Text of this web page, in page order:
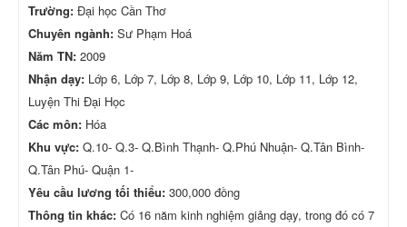
Trường: Đại học Cần Thơ
Chuyên ngành: Sư Phạm Hoá
Năm TN: 2009
Nhận dạy: Lớp 6, Lớp 7, Lớp 8, Lớp 9, Lớp 10, Lớp 11, Lớp 12,
Luyện Thi Đại Học
Các môn: Hóa
Khu vực: Q.10- Q.3- Q.Bình Thạnh- Q.Phú Nhuận- Q.Tân Bình-
Q.Tân Phú- Quận 1-
Yêu cầu lương tối thiểu: 300,000 đồng
Thông tin khác: Có 16 năm kinh nghiệm giảng dạy, trong đó có 7